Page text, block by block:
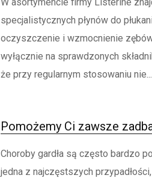
specjalistycznych płynów do
oczyszczenie i wzmocnienie
wyłącznie na sprawdzonych
że przy regularnym stosowaniu nie...
Pomożemy Ci zawsze
Choroby gardła są często bardzo
jedna z najczęstszych